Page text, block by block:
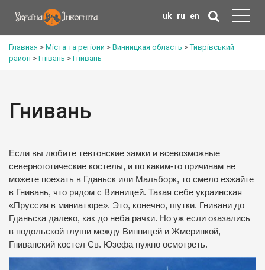
uk ru en
Главная > Міста та регіони > Винницкая область >Тиврівський
район > Гнівань > Гнивань
Гнивань
Если вы любите тевтонские замки и всевозможные
северноготические костелы, и по каким-то причинам не
можете поехать в Гданьск или Мальборк, то смело езжайте
в Гнивань, что рядом с Винницей. Такая себе украинская
«Пруссия в миниатюре». Это, конечно, шутки. Гнивани до
Гданьска далеко, как до неба рачки. Но уж если оказались
в подольской глуши между Винницей и Жмеринкой,
Гниванский костел Св. Юзефа нужно осмотреть.